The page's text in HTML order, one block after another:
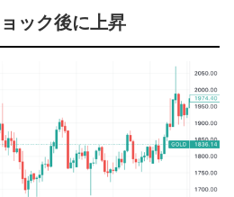
ック後に上昇